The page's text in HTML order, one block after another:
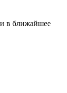
в ближайшее